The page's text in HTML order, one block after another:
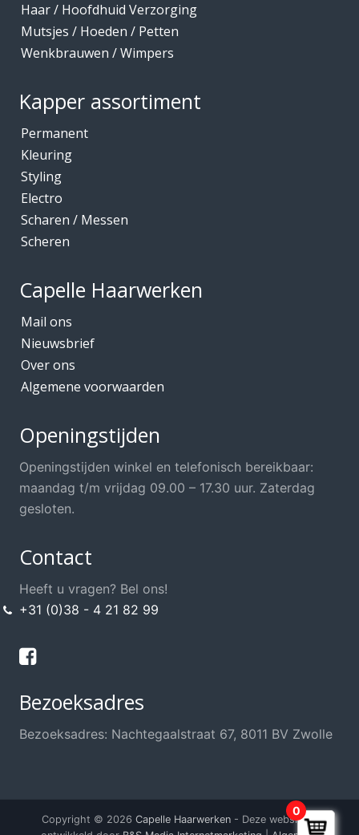
Kapmantels / Verfschorten
Keratine Producten
Mediceuticals bij Chemo
Mediceuticals bij Haarherstel/verzorging
Mediceuticals bij Haaruitval
Meubels Voor Kapsalon
Mobiele Kapper
Mutsjes *Opruiming*
Mutsjes / Hoeden / Petten
Nieuw in ons assortiment
Ontharen
Opsteek Materialen
Permanent
Scheren
Shampoo's / Conditioner
Sint / Kerstman / Funwig
Thuis knippen?
Haar / Hoofdhuid Verzorging
Mutsjes / Hoeden / Petten
Wenkbrauwen / Wimpers
Kapper assortiment
Permanent
Kleuring
Styling
Electro
Scharen / Messen
Scheren
Capelle Haarwerken
Mail ons
Nieuwsbrief
Over ons
Algemene voorwaarden
Openingstijden
Openingstijden winkel en telefonisch bereikbaar:
maandag t/m vrijdag 09.00 – 17.30 uur. Zaterdag
gesloten.
Contact
Heeft u vragen? Bel ons!
+31 (0)38 - 4 21 82 99
Bezoeksadres
Bezoeksadres: Nachtegaalstraat 67, 8011 BV Zwolle
Copyright © 2026 Capelle Haarwerken- Deze website is
0